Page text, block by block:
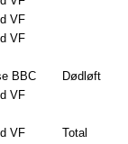
VF
VF
BBC
Dødløft
VF
VF
Total